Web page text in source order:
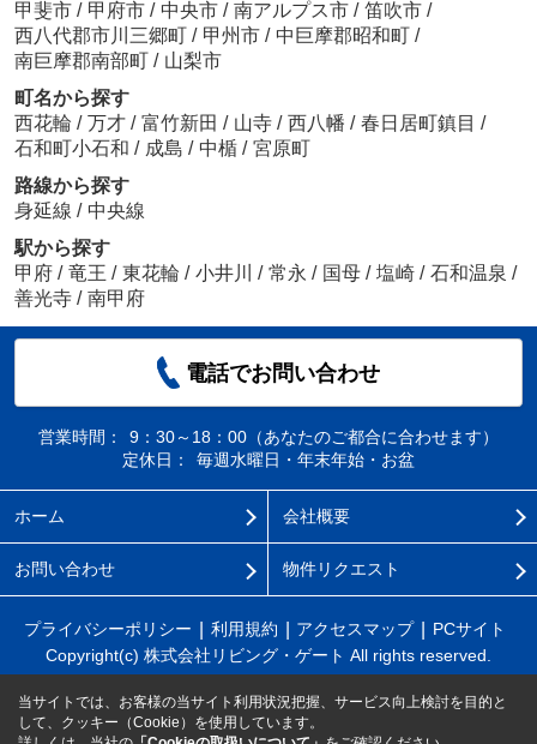
甲斐市 / 甲府市 / 中央市 / 南アルプス市 / 笛吹市 /
西八代郡市川三郷町 / 甲州市 / 中巨摩郡昭和町 /
南巨摩郡南部町 / 山梨市
町名から探す
西花輪 / 万才 / 富竹新田 / 山寺 / 西八幡 / 春日居町鎮目 /
石和町小石和 / 成島 / 中楯 / 宮原町
路線から探す
身延線 / 中央線
駅から探す
甲府 / 竜王 / 東花輪 / 小井川 / 常永 / 国母 / 塩崎 / 石和温泉 /
善光寺 / 南甲府
電話でお問い合わせ
営業時間：
9：30～18：00（あなたのご都合に合わせます）
定休日：
毎週水曜日・年末年始・お盆
ホーム 会社概要
お問い合わせ 物件リクエスト
プライバシーポリシー 利用規約 アクセスマップ
PCサイト
Copyright(c) 株式会社リビング・ゲート All rights reserved.
当サイトでは、お客様の当サイト利用状況把握、サービス向上検討を目的と
して、クッキー（Cookie）を使用しています。